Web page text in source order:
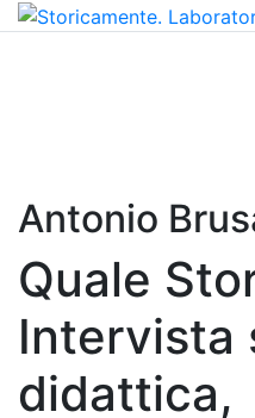
Antonio
Quale
Intervista
didattica,